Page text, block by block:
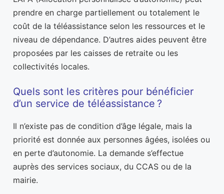
prendre en charge partiellement ou totalement le
coût de la téléassistance selon les ressources et le
niveau de dépendance. D’autres aides peuvent être
proposées par les caisses de retraite ou les
collectivités locales.
Quels sont les critères pour bénéficier
d’un service de téléassistance ?
Il n’existe pas de condition d’âge légale, mais la
priorité est donnée aux personnes âgées, isolées ou
en perte d’autonomie. La demande s’effectue
auprès des services sociaux, du CCAS ou de la
mairie.